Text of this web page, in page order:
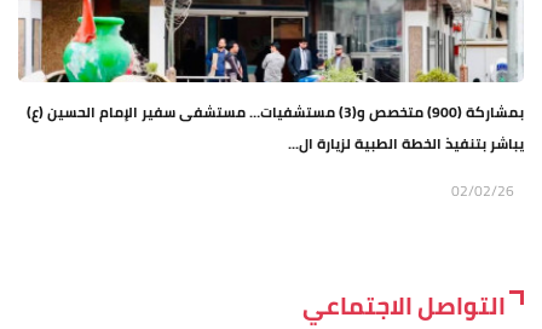
بمشاركة (900) متخصص و(3) مستشفيات… مستشفى سفير الإمام الحسين (ع)
يباشر بتنفيذ الخطة الطبية لزيارة ال...
02/02/26
التواصل الاجتماعي